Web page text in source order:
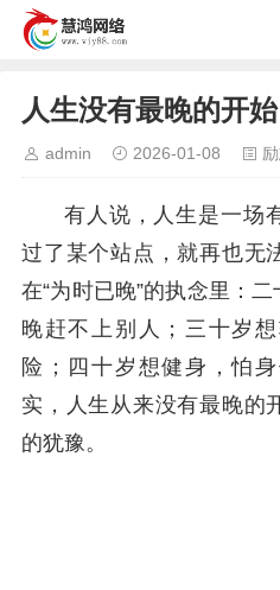
人生没有最晚的开
admin 2026-01-08
有人说，人生是一场
过了某个站点，就再也无
在“为时已晚”的执念里：
晚赶不上别人；三十岁
险；四十岁想健身，怕
实，人生从来没有最晚的
的犹豫。